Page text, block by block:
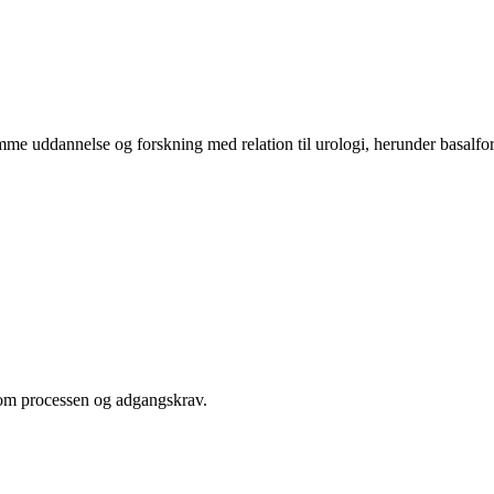
uddannelse og forskning med relation til urologi, herunder
processen og adgangskrav.